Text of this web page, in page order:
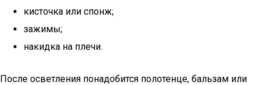
кисточка или спонж;
зажимы;
накидка на плечи.
После осветления понадобится полотенце, бальзам или